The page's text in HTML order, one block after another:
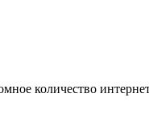
количество